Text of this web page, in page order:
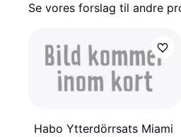
Se vores forslag til andre
Habo Ytterdörrsats Miami